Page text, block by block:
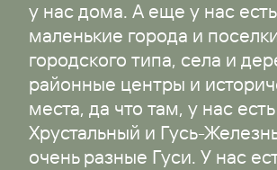
у нас дома. А еще у нас есть
маленькие города и
городского типа, села и
районные центры и
места, да что там, у нас
Хрустальный и Гусь-
очень разные Гуси. У нас